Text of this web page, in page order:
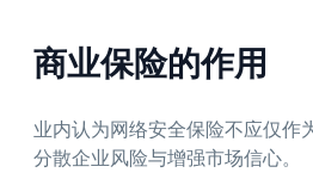
商业保险的作用
业内认为网络安全保险不应仅作
分散企业风险与增强市场信心。